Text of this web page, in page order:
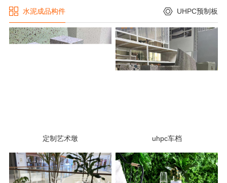
水泥成品构件 UHPC预制板
定制艺术墩 uhpc车档